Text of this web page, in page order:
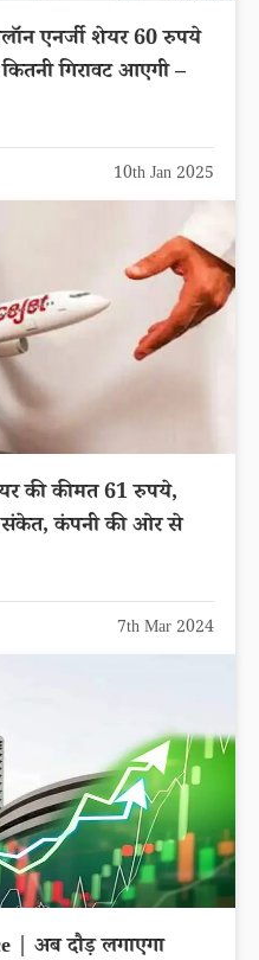
एनर्जी शेयर 60 रुपये
गिरावट आएगी –
10th Jan 2025
की कीमत 61 रुपये,
कंपनी की ओर से
7th Mar 2024
| अब दौड़ लगाएगा